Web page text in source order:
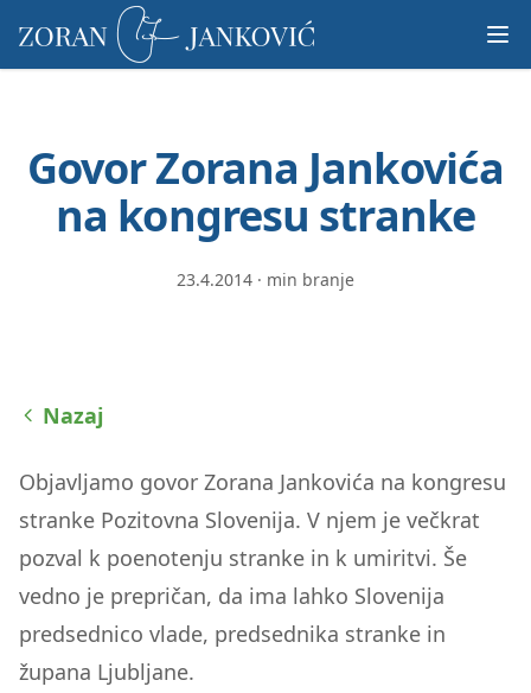
upoštevajte:
To
vključuje
sistem
dostopnosti.
Govor Zorana Jankovića
na kongresu stranke
23.4.2014 · min branje
Nazaj
Objavljamo govor Zorana Jankovića na kongresu
stranke Pozitovna Slovenija. V njem je večkrat
pozval k poenotenju stranke in k umiritvi. Še
vedno je prepričan, da ima lahko Slovenija
predsednico vlade, predsednika stranke in
župana Ljubljane.